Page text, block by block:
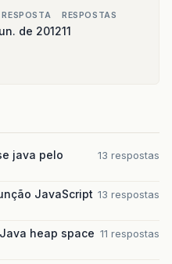
de 2012
RESPOSTAS
11
java pelo
13 respostas
JavaScript 13 respostas
heap space 11 respostas